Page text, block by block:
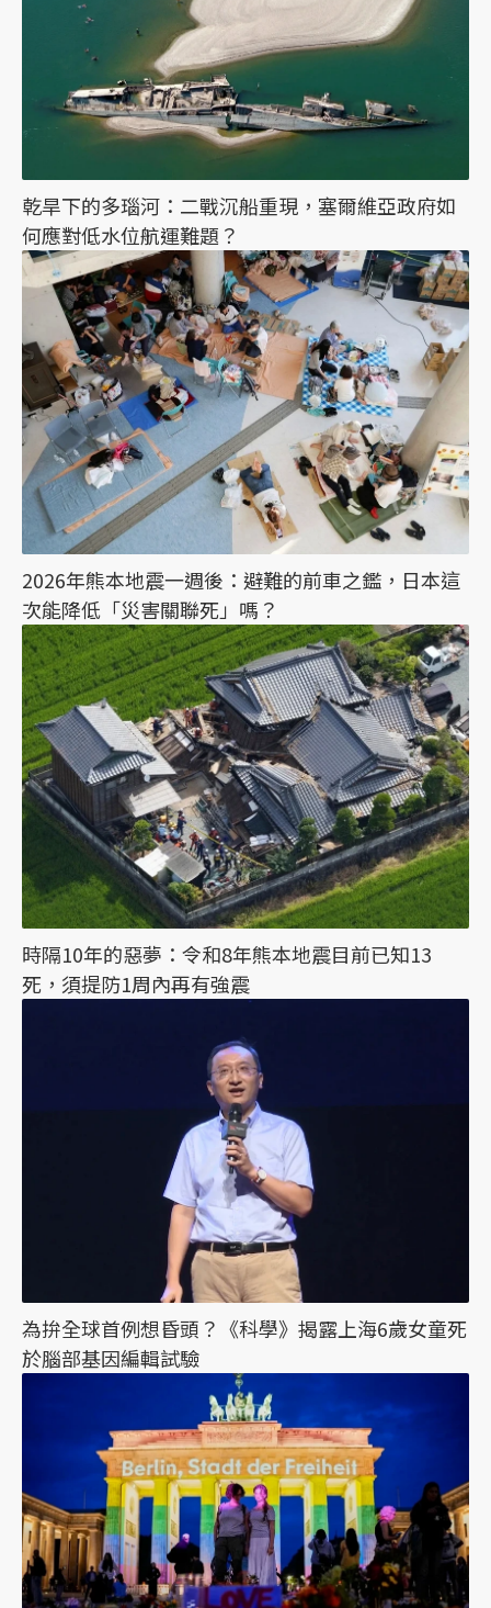
乾旱下的多瑙河：二戰沉船重現，塞爾維亞政府如
何應對低水位航運難題？
2026年熊本地震一週後：避難的前車之鑑，日本這
次能降低「災害關聯死」嗎？
時隔10年的惡夢：令和8年熊本地震目前已知13
死，須提防1周內再有強震
為拚全球首例想昏頭？《科學》揭露上海6歲女童死
於腦部基因編輯試驗